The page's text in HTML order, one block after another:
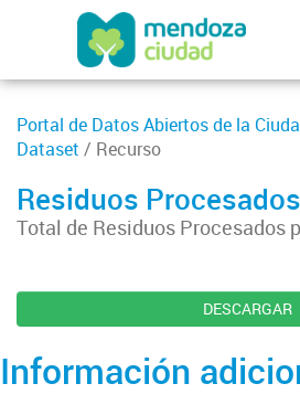
Portal de Datos Abiertos de la
Dataset / Recurso
Residuos
Total de Residuos Procesados
DESCARGAR
Información